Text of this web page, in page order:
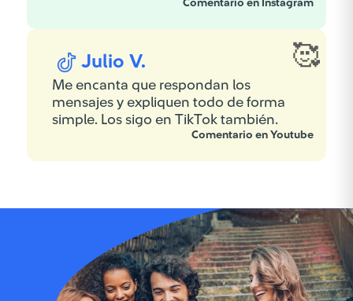
Comentario en Instagram
Julio V.
Me encanta que respondan los
mensajes y expliquen todo de forma
simple. Los sigo en TikTok también.
Comentario en Youtube